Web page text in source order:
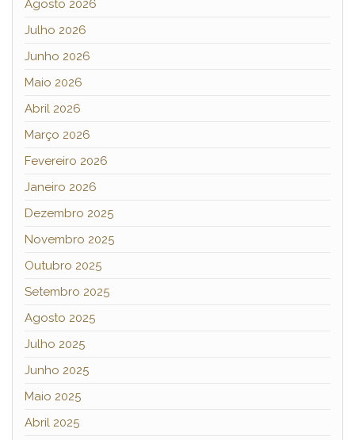
Agosto 2026
Julho 2026
Junho 2026
Maio 2026
Abril 2026
Março 2026
Fevereiro 2026
Janeiro 2026
Dezembro 2025
Novembro 2025
Outubro 2025
Setembro 2025
Agosto 2025
Julho 2025
Junho 2025
Maio 2025
Abril 2025